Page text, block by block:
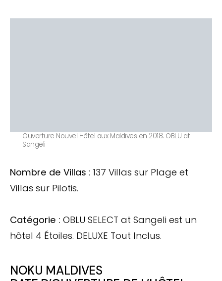
Ouverture Nouvel Hôtel aux Maldives en 2018. OBLU at
Sangeli
Nombre de Villas : 137 Villas sur Plage et
Villas sur Pilotis.
Catégorie : OBLU SELECT at Sangeli est un
hôtel 4 Étoiles. DELUXE Tout Inclus.
NOKU MALDIVES